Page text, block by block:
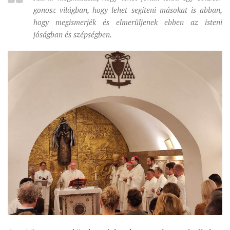
gonosz világban, hogy lehet segíteni másokat is abban,
hogy megismerjék és elmerüljenek ebben az isteni
jóságban és szépségben.